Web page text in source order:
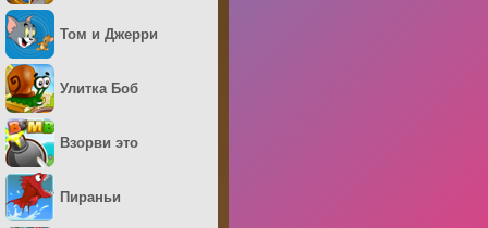
Том и Джерри
Улитка Боб
Взорви это
Пираньи